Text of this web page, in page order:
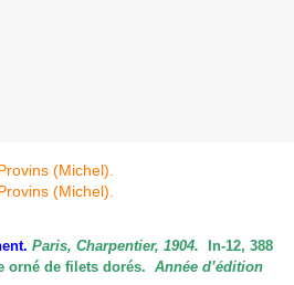
Paris, Charpentier, 1904. In-12, 388
orné de filets dorés. Année d’édition